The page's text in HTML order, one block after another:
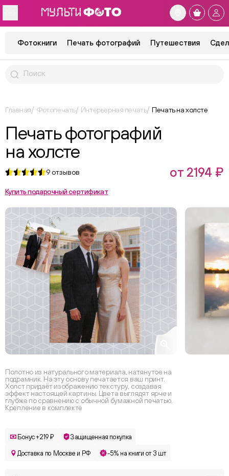
Фотокниги Печать фотографий Путешествия
Главная Фотопечать Интерьерная печать Печать на холсте
Полотно из натурального материала, натянутое на
подрамник. На эту основу печатается ваш принт.
Холст придаёт изображению текстуру, создавая
эффект настоящей картины. Цвета выглядят ярче и
глубже по сравнению с обычной бумажной печатью.
Крепление в комплекте
Печать фотографий
на холсте
9 отзывов от 2194 ₽
Купить подарочный сертификат
Бонус +219 ₽ Защищенная покупка
Доставка по Москве и РФ -5% на книги от 3 шт